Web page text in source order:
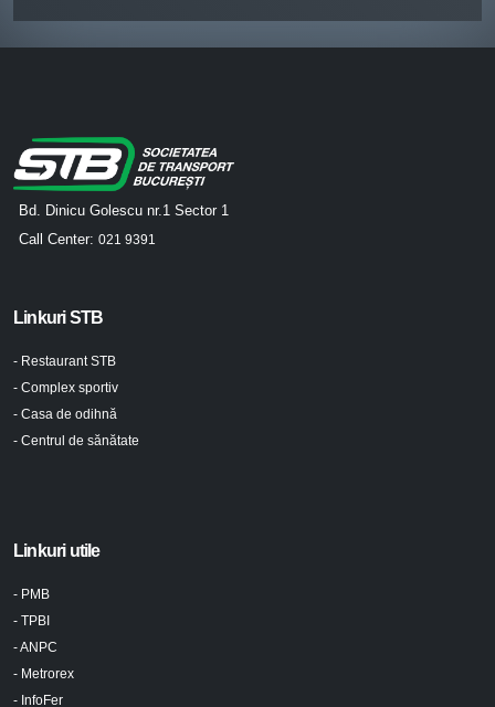
Bd. Dinicu Golescu nr.1 Sector 1
Call Center: 021 9391
Linkuri STB
- Restaurant STB
- Complex sportiv
- Casa de odihnă
- Centrul de sănătate
Linkuri utile
- PMB
- TPBI
- ANPC
- Metrorex
- InfoFer